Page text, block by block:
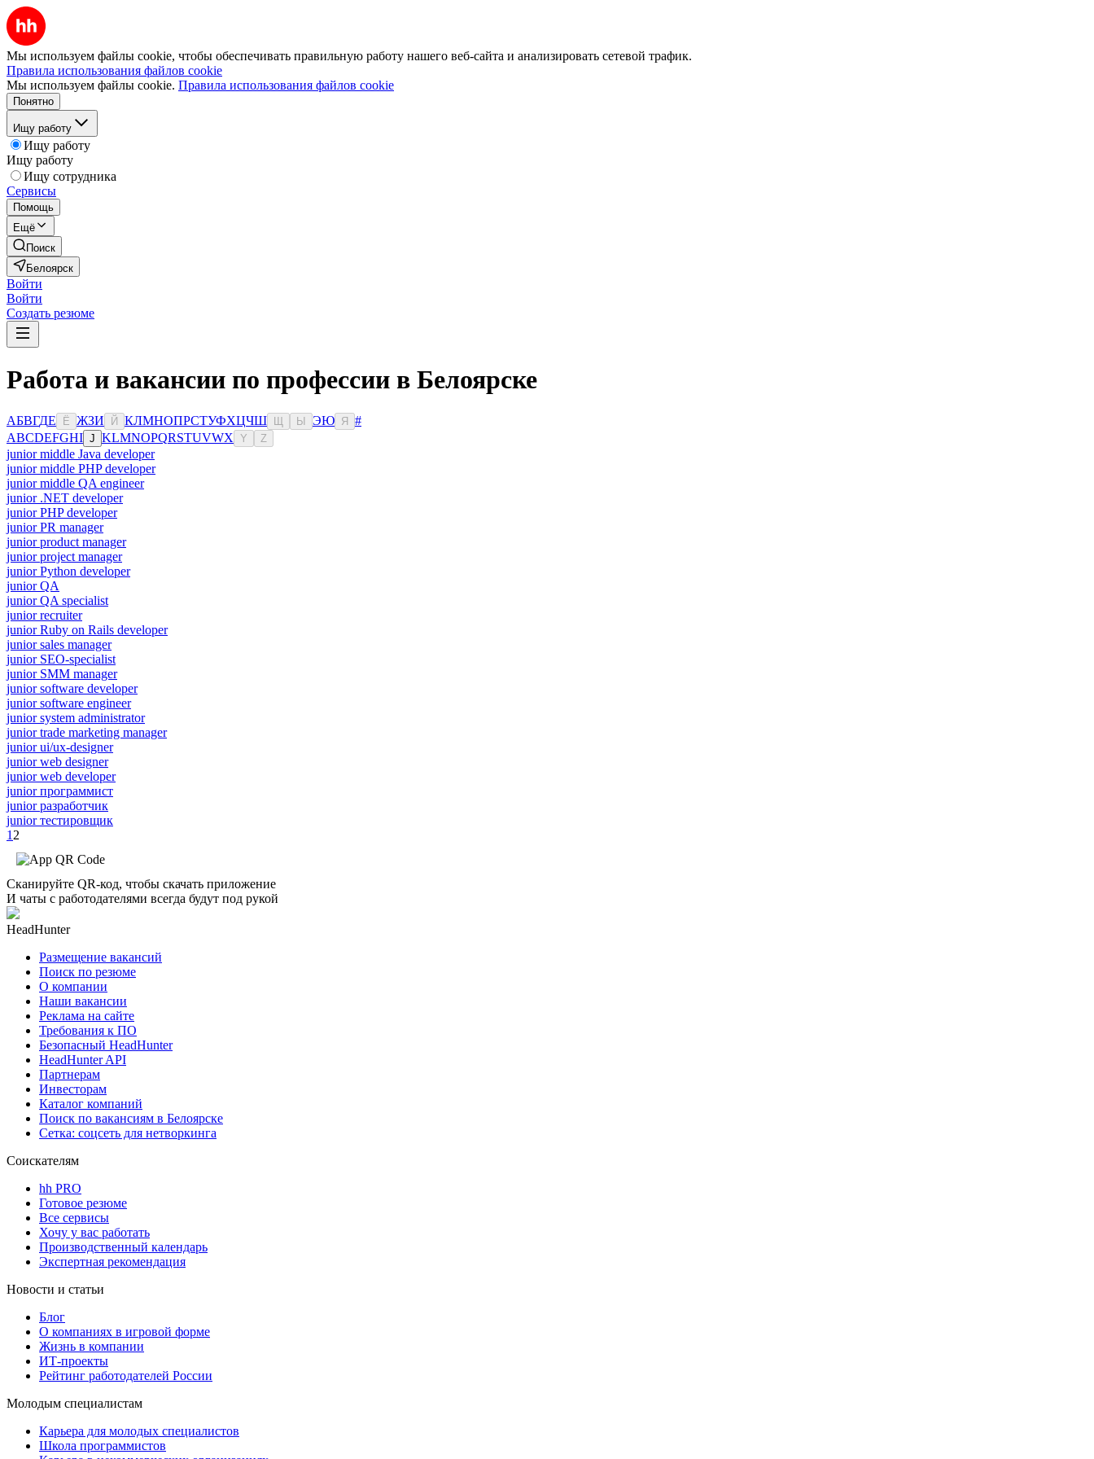
Мы используем файлы cookie, чтобы обеспечивать правильную работу нашего веб-сайта и анализировать сетевой трафик.
Правила использования файлов cookie
Мы используем файлы cookie. Правила использования файлов cookie
Понятно
Ищу работу
Ищу работу
Ищу работу
Ищу сотрудника
Сервисы
Помощь
Ещё
Поиск
Белоярск
Войти
Войти
Создать резюме
Работа и вакансии по профессии в Белоярске
АБВГДЕ Ё ЖЗИ Й КЛМНОПРСТУФХЦЧШ Ы ЭЮ Я
#
ABCDEFGHI J KLMNOPQRSTUVWX Y Z
junior middle Java developer
junior middle PHP developer
junior middle QA engineer
junior .NET developer
junior PHP developer
junior PR manager
junior product manager
junior project manager
junior Python developer
junior QA
junior QA specialist
junior recruiter
junior Ruby on Rails developer
junior sales manager
junior SEO-specialist
junior SMM manager
junior software developer
junior software engineer
junior system administrator
junior trade marketing manager
junior ui/ux-designer
junior web designer
junior web developer
junior программист
junior разработчик
junior тестировщик
1 2
Сканируйте QR-код, чтобы скачать приложение
И чаты с работодателями всегда будут под рукой
HeadHunter
Размещение вакансий
Поиск по резюме
О компании
Наши вакансии
Реклама на сайте
Требования к ПО
Безопасный HeadHunter
HeadHunter API
Партнерам
Инвесторам
Каталог компаний
Поиск по вакансиям в Белоярске
Сетка: соцсеть для нетворкинга
Соискателям
hh PRO
Готовое резюме
Все сервисы
Хочу у вас работать
Производственный календарь
Экспертная рекомендация
Новости и статьи
Блог
О компаниях в игровой форме
Жизнь в компании
ИТ-проекты
Рейтинг работодателей России
Молодым специалистам
Карьера для молодых специалистов
Школа программистов